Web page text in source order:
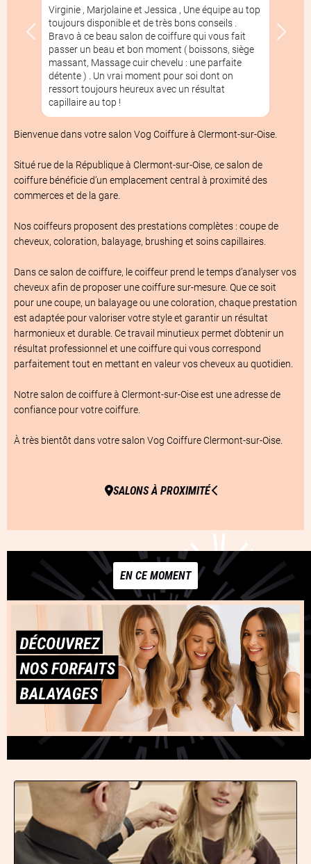
Virginie , Marjolaine et Jessica , Une équipe au top
toujours disponible et de très bons conseils .
Bravo à ce beau salon de coiffure qui vous fait
passer un beau et bon moment ( boissons, siège
massant, Massage cuir chevelu : une parfaite
détente ) . Un vrai moment pour soi dont on
ressort toujours heureux avec un résultat
capillaire au top !
À propos du salon de coiffureVog
Bienvenue dans votre salon Vog Coiffure à Clermont-sur-Oise.
Situé rue de la République à Clermont-sur-Oise, ce salon de
coiffure bénéficie d’un emplacement central à proximité des
commerces et de la gare.
Nos coiffeurs proposent des prestations complètes : coupe de
cheveux, coloration, balayage, brushing et soins capillaires.
Dans ce salon de coiffure, le coiffeur prend le temps d’analyser vos
cheveux afin de proposer une coiffure sur-mesure. Que ce soit
pour une coupe, un balayage ou une coloration, chaque prestation
est adaptée pour valoriser votre style et garantir un résultat
harmonieux et durable. Ce travail minutieux permet d’obtenir un
résultat professionnel et une coiffure qui vous correspond
parfaitement tout en mettant en valeur vos cheveux au quotidien.
Notre salon de coiffure à Clermont-sur-Oise est une adresse de
confiance pour votre coiffure.
À très bientôt dans votre salon Vog Coiffure Clermont-sur-Oise.
SALONS À PROXIMITÉ
EN CE MOMENT